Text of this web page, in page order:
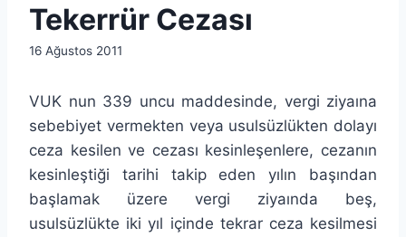
Tekerrür Cezası
By
16 Ağustos 2011
VUK nun 339 uncu maddesinde, vergi ziyaına
sebebiyet vermekten veya usulsüzlükten dolayı
ceza kesilen ve cezası kesinleşenlere, cezanın
kesinleştiği tarihi takip eden yılın başından
başlamak üzere vergi ziyaında beş,
usulsüzlükte iki yıl içinde tekrar ceza kesilmesi